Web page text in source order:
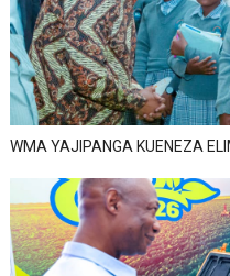
WMA YAJIPANGA KUENEZA